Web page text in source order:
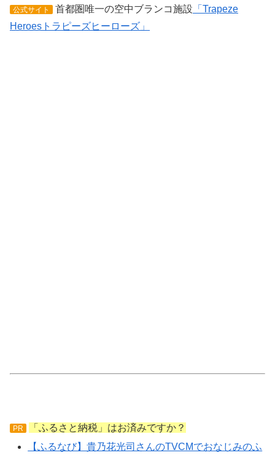
公式サイト 首都圏唯一の空中ブランコ施設 「Trapeze
Heroesトラピーズヒーローズ」
PR
「ふるさと納税」はお済みですか？
【ふるなび】貴乃花光司さんのTVCMでおなじみのふ